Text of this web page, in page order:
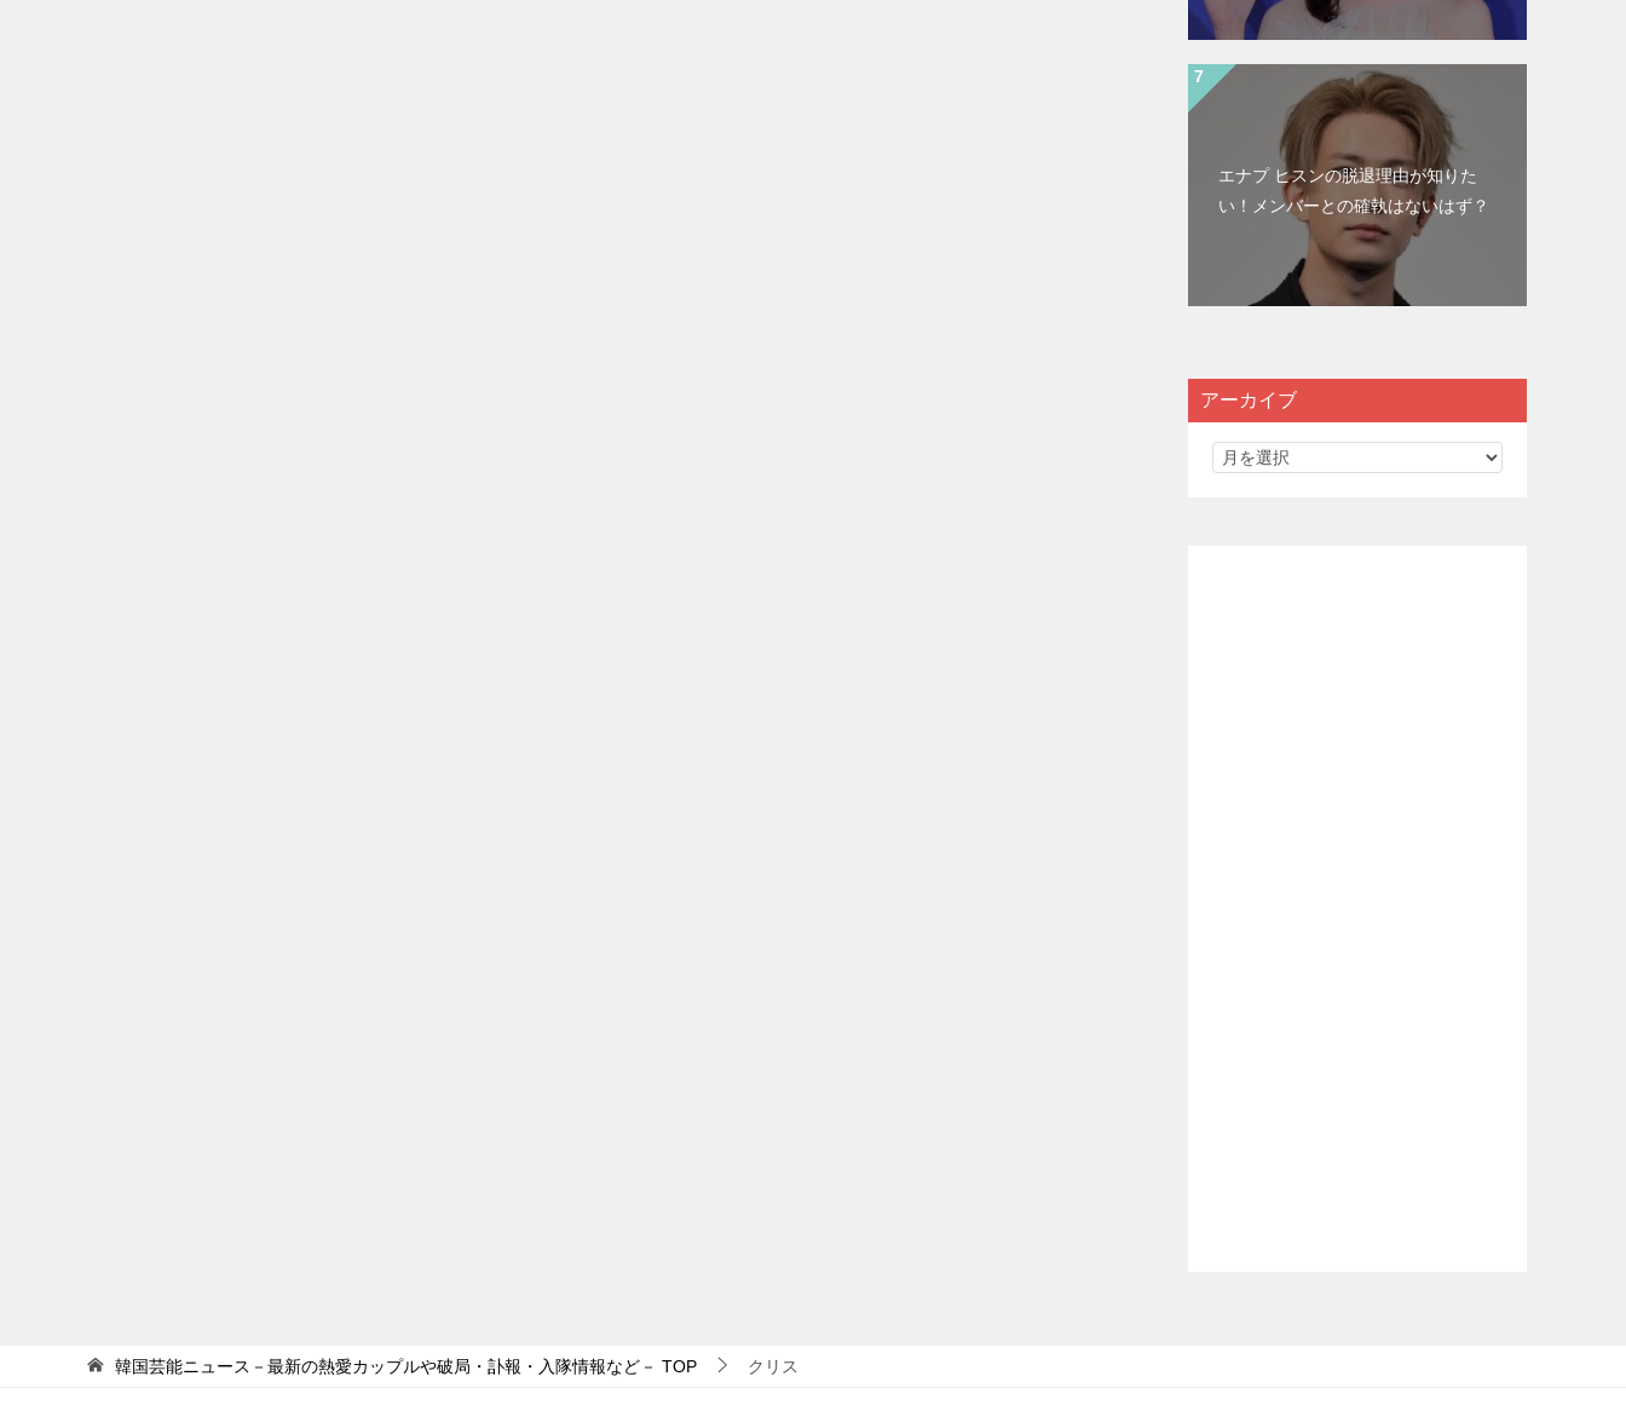
エナプ ヒスンの脱退理由が知りた
い！メンバーとの確執はないはず？
アーカイブ
韓国芸能ニュース－最新の熱愛カップルや破局・訃報・入隊情報など－ TOP クリス